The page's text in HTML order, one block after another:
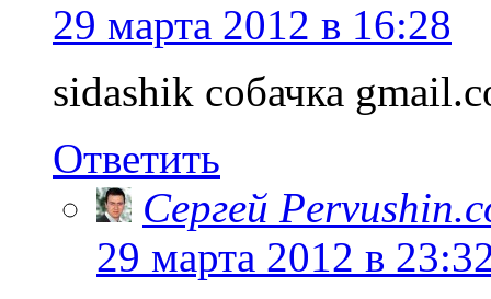
29 марта 2012 в 16:28
sidashik собачка
Ответить
Сергей
29 марта 2012 в